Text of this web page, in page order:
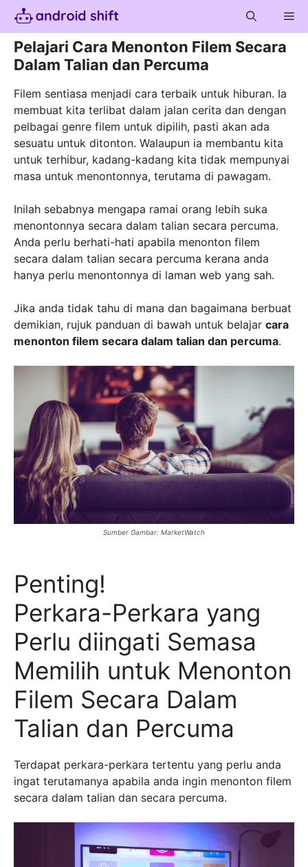
Skip
content
Pelajari Cara Menonton Filem Secara
Dalam Talian dan Percuma
Filem sentiasa menjadi cara terbaik untuk hiburan. Ia
membuat kita terlibat dalam jalan cerita dan dengan
pelbagai genre filem untuk dipilih, pasti akan ada
sesuatu untuk ditonton. Walaupun ia membantu kita
untuk terhibur, kadang-kadang kita tidak mempunyai
masa untuk menontonnya, terutama di pawagam.
Inilah sebabnya mengapa ramai orang lebih suka
menontonnya secara dalam talian secara percuma.
Anda perlu berhati-hati apabila menonton filem
secara dalam talian secara percuma kerana anda
hanya perlu menontonnya di laman web yang sah.
Jika anda tidak tahu di mana dan bagaimana berbuat
demikian, rujuk panduan di bawah untuk belajar cara
menonton filem secara dalam talian dan percuma.
Sumber Gambar: MarketWatch
Penting!
Perkara-Perkara yang
Perlu diingati Semasa
Memilih untuk Menonton
Filem Secara Dalam
Talian dan Percuma
Terdapat perkara-perkara tertentu yang perlu anda
ingat terutamanya apabila anda ingin menonton filem
secara dalam talian dan secara percuma.